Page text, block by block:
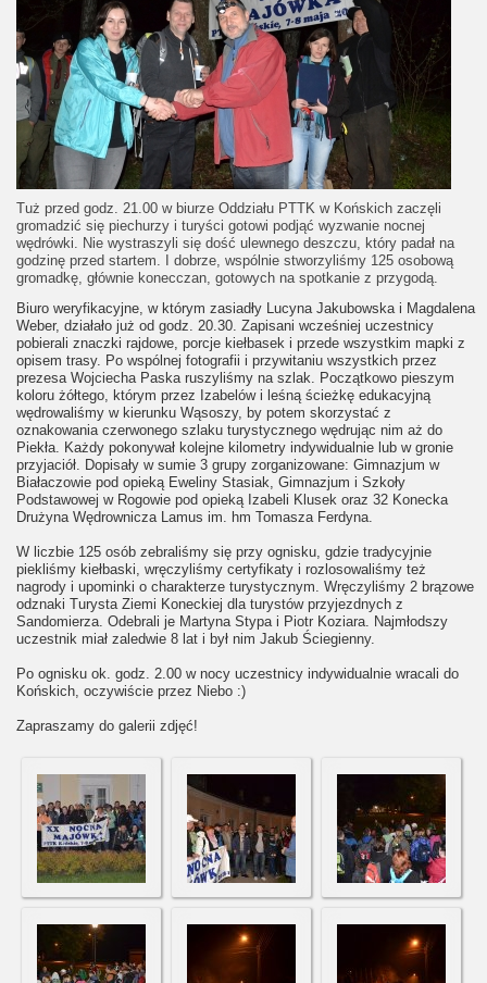
Tuż przed godz. 21.00 w biurze Oddziału PTTK w Końskich zaczęli
gromadzić się piechurzy i turyści gotowi podjąć wyzwanie nocnej
wędrówki. Nie wystraszyli się dość ulewnego deszczu, który padał na
godzinę przed startem. I dobrze, wspólnie stworzyliśmy 125 osobową
gromadkę, głównie konecczan, gotowych na spotkanie z przygodą.
Biuro weryfikacyjne, w którym zasiadły Lucyna Jakubowska i Magdalena
Weber, działało już od godz. 20.30. Zapisani wcześniej uczestnicy
pobierali znaczki rajdowe, porcje kiełbasek i przede wszystkim mapki z
opisem trasy. Po wspólnej fotografii i przywitaniu wszystkich przez
prezesa Wojciecha Paska ruszyliśmy na szlak. Początkowo pieszym
koloru żółtego, którym przez Izabelów i leśną ścieżkę edukacyjną
wędrowaliśmy w kierunku Wąsoszy, by potem skorzystać z
oznakowania czerwonego szlaku turystycznego wędrując nim aż do
Piekła. Każdy pokonywał kolejne kilometry indywidualnie lub w gronie
przyjaciół. Dopisały w sumie 3 grupy zorganizowane: Gimnazjum w
Białaczowie pod opieką Eweliny Stasiak, Gimnazjum i Szkoły
Podstawowej w Rogowie pod opieką Izabeli Klusek oraz 32 Konecka
Drużyna Wędrownicza Lamus im. hm Tomasza Ferdyna.
W liczbie 125 osób zebraliśmy się przy ognisku, gdzie tradycyjnie
piekliśmy kiełbaski, wręczyliśmy certyfikaty i rozlosowaliśmy też
nagrody i upominki o charakterze turystycznym. Wręczyliśmy 2 brązowe
odznaki Turysta Ziemi Koneckiej dla turystów przyjezdnych z
Sandomierza. Odebrali je Martyna Stypa i Piotr Koziara. Najmłodszy
uczestnik miał zaledwie 8 lat i był nim Jakub Ściegienny.
Po ognisku ok. godz. 2.00 w nocy uczestnicy indywidualnie wracali do
Końskich, oczywiście przez Niebo :)
Zapraszamy do galerii zdjęć!